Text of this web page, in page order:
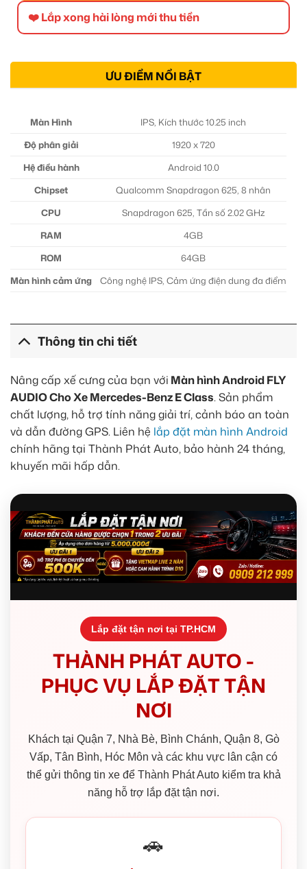
❤️ Lắp xong hài lòng mới thu tiền
ƯU ĐIỂM NỔI BẬT
Màn Hình
IPS, Kích thước 10.25 inch
Độ phân giải
1920 x 720
Hệ điều hành
Android 10.0
Chipset
Qualcomm Snapdragon 625, 8 nhân
CPU
Snapdragon 625, Tần số 2.02 GHz
RAM
4GB
ROM
64GB
Màn hình cảm ứng
Công nghệ IPS, Cảm ứng điện dung đa điểm
Thông tin chi tiết
Nâng cấp xế cưng của bạn với Màn hình Android FLY
AUDIO Cho Xe Mercedes-Benz E Class. Sản phẩm
chất lượng, hỗ trợ tính năng giải trí, cảnh báo an toàn
và dẫn đường GPS. Liên hệ lắp đặt màn hình Android
chính hãng tại Thành Phát Auto, bảo hành 24 tháng,
khuyến mãi hấp dẫn.
Lắp đặt tận nơi tại TP.HCM
THÀNH PHÁT AUTO -
PHỤC VỤ LẮP ĐẶT TẬN
NƠI
Khách tại Quận 7, Nhà Bè, Bình Chánh, Quận 8, Gò
Vấp, Tân Bình, Hóc Môn và các khu vực lân cận có
thể gửi thông tin xe để Thành Phát Auto kiểm tra khả
năng hỗ trợ lắp đặt tận nơi.
🚗